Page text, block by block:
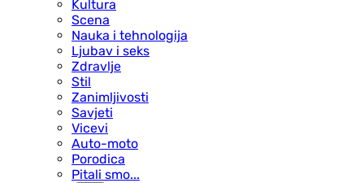
Kultura
Scena
Nauka i tehnologija
Ljubav i seks
Zdravlje
Stil
Zanimljivosti
Savjeti
Vicevi
Auto-moto
Porodica
Pitali smo...